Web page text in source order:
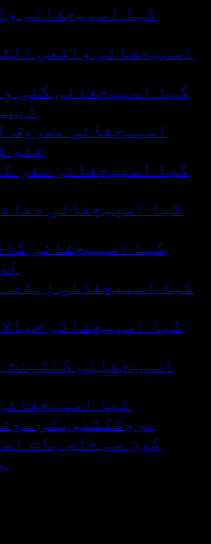
کیا اسپیچفائی
اسپیچفائی واقعی
کیا اسپیچفائی کئی
اسپیچفائی مصروف
فلو
کیا اسپیچفائی سفر
کیا اسپیچفائی
کیا اسپیچفائی
کیا اسپیچفائی
کیا اسپیچفائی
اسپیچفائی
کیا
پروڈکٹیویٹی
کون سی خاص بات